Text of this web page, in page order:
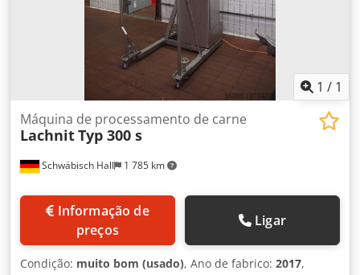
1 / 1
Schwäbisch Hall 1 785 km
Máquina de processamento de carne
LachnitTyp 300 s
preços
Ligar
Condição: muito bom (usado), Ano de fabrico: 2017,